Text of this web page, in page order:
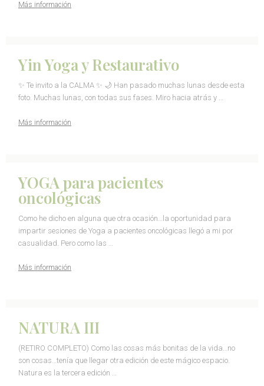
Más información
Yin Yoga y Restaurativo
✨ Te invito a la CALMA ✨ 🌙 Han pasado muchas lunas desde esta
foto. Muchas lunas, con todas sus fases. Miro hacia atrás y …
Más información
YOGA para pacientes
oncológicas
Como he dicho en alguna que otra ocasión…la oportunidad para
impartir sesiones de Yoga a pacientes oncológicas llegó a mi por
casualidad. Pero como las …
Más información
NATURA III
(RETIRO COMPLETO) Como las cosas más bonitas de la vida…no
son cosas…tenía que llegar otra edición de este mágico espacio.
Natura es la tercera edición …